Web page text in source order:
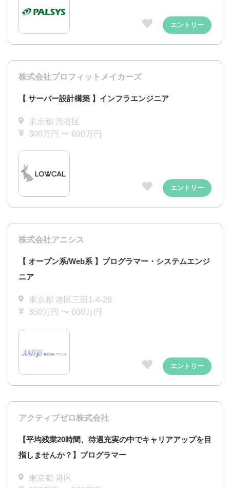
エントリー
株式会社プロフィットメイカーズ
【 サーバー設計構築 】インフラエンジニア
東京都 渋谷区
300万円 〜 600万円
エントリー
株式会社アニシス
【 オープン系/Web系 】プログラマー・システムエンジ
ニア
東京都 港区三田1-4-28
350万円 〜 600万円
エントリー
アクティブゼロ株式会社
【平均残業20時間、待遇充実の中でキャリアアップを目
指しませんか？】プログラマー
東京都 港区